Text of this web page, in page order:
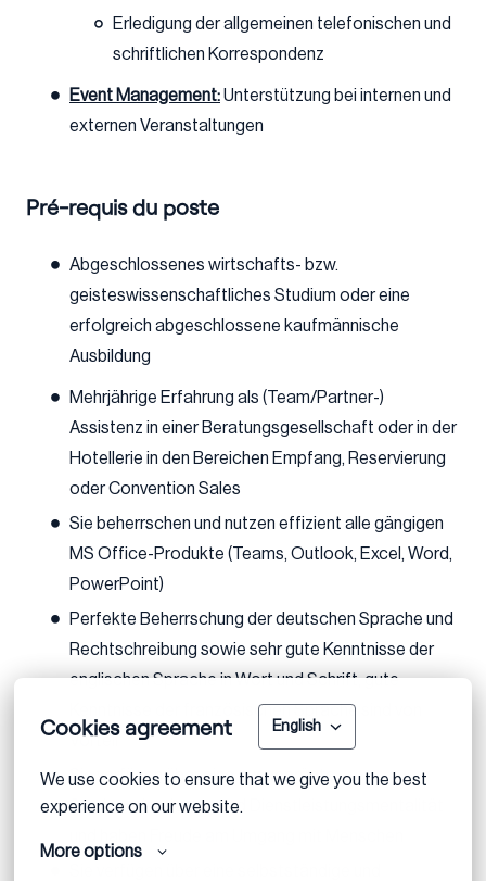
Cookies agreement English
We use cookies to ensure that we give you the best
experience on our website.
More options
Erledigung der allgemeinen telefonischen und
schriftlichen Korrespondenz
Event Management:Unterstützung bei internen und
externen Veranstaltungen
Pré-requis du poste
Abgeschlossenes wirtschafts- bzw.
geisteswissenschaftliches Studium oder eine
erfolgreich abgeschlossene kaufmännische
Ausbildung
Mehrjährige Erfahrung als (Team/Partner-)
Assistenz in einer Beratungsgesellschaft oder in der
Hotellerie in den Bereichen Empfang, Reservierung
oder Convention Sales
Sie beherrschen und nutzen effizient alle gängigen
MS Office-Produkte (Teams, Outlook, Excel, Word,
PowerPoint)
Perfekte Beherrschung der deutschen Sprache und
Rechtschreibung sowie sehr gute Kenntnisse der
englischen Sprache in Wort und Schrift, gute
Kenntnisse der französischen Sprache sind von
Vorteil
Sie verfügen über eine ausgeprägte
Serviceorientierung und Dienstleistungsmentalität